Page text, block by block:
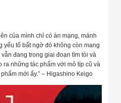
của mình chỉ có án mạng, mánh
yếu tố bất ngờ đó không còn mang
đang trong giai đoạn tìm tòi và
ra những tác phẩm với mô típ cũ và
mới ấy.” – Higashino Keigo